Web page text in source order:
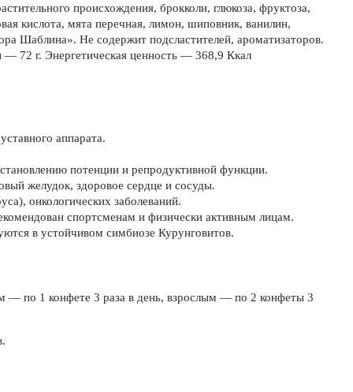
происхождения, брокколи, глюкоза, фруктоза,
кислота, мята перечная, лимон, шиповник, ванилин,
Шаблина». Не содержит подсластителей, ароматизаторов.
72 г. Энергетическая ценность — 368,9 Ккал
аппарата.
потенции и репродуктивной функции.
желудок, здоровое сердце и сосуды.
онкологических заболеваний.
спортсменам и физически активным лицам.
в устойчивом симбиозе Курунговитов.
— по 1 конфете 3 раза в день, взрослым — по 2 конфеты 3